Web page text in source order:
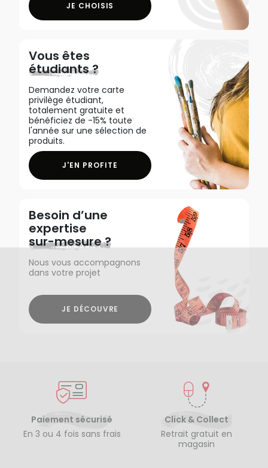
JE CHOISIS
Vous êtes
étudiants ?
Demandez votre carte
privilège étudiant,
totalement gratuite et
bénéficiez de -15% toute
l'année sur une sélection de
produits.
J'EN PROFITE
Besoin d’une
expertise
sur-mesure ?
Nous vous accompagnons
dans votre projet
JE DÉCOUVRE
Paiement sécurisé
En 3 ou 4 fois sans frais
Click & Collect
Retrait gratuit en
magasin